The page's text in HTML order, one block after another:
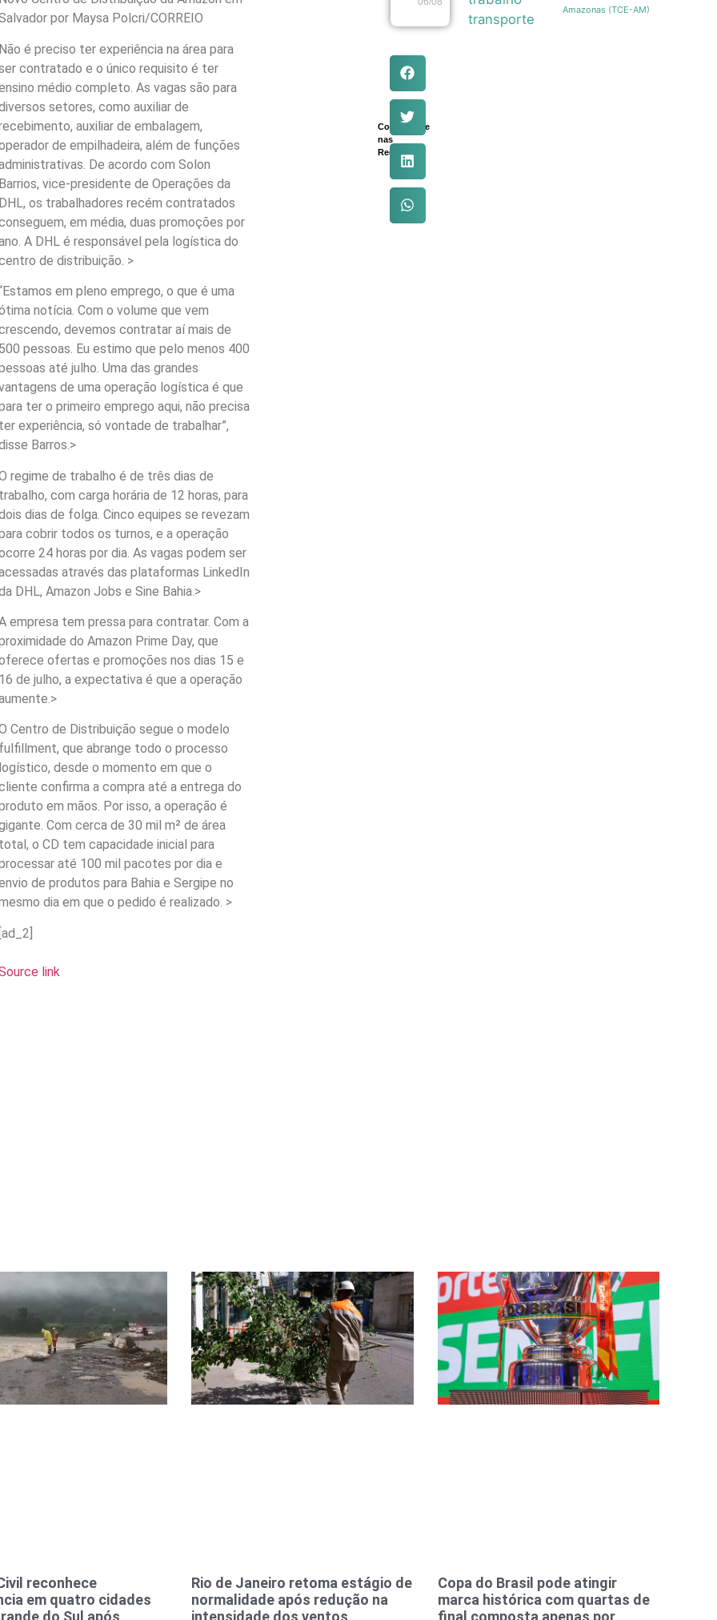
por Maysa Polcri/CORREIO
Não é preciso ter experiência na área para
contratado e o único requisito é ter
médio completo. As vagas são para
setores, como auxiliar de
auxiliar de embalagem,
de empilhadeira, além de funções
De acordo com Solon
Barrios, vice-presidente de Operações da
DHL, os trabalhadores recém contratados
em média, duas promoções por
A DHL é responsável pela logística do
de distribuição. >
em pleno emprego, o que é uma
notícia. Com o volume que vem
devemos contratar aí mais de
500 pessoas. Eu estimo que pelo menos 400
até julho. Uma das grandes
de uma operação logística é que
ter o primeiro emprego aqui, não precisa
ter experiência, só vontade de trabalhar”,
Barros.>
regime de trabalho é de três dias de
trabalho, com carga horária de 12 horas, para
dias de folga. Cinco equipes se revezam
cobrir todos os turnos, e a operação
24 horas por dia. As vagas podem ser
através das plataformas LinkedIn
DHL, Amazon Jobs e Sine Bahia.>
empresa tem pressa para contratar. Com a
do Amazon Prime Day, que
ofertas e promoções nos dias 15 e
16 de julho, a expectativa é que a operação
Centro de Distribuição segue o modelo
fulfillment, que abrange todo o processo
logístico, desde o momento em que o
confirma a compra até a entrega do
em mãos. Por isso, a operação é
Com cerca de 30 mil m² de área
total, o CD tem capacidade inicial para
até 100 mil pacotes por dia e
de produtos para Bahia e Sergipe no
dia em que o pedido é realizado. >
[ad_2]
link
Compartilhe
nas
Redes
transporte
Amazonas (TCE-AM)
reconhece
em quatro cidades
do Sul após
Rio de Janeiro retoma estágio de
normalidade após redução na
intensidade dos ventos
Copa do Brasil pode atingir
marca histórica com quartas de
final composta apenas por